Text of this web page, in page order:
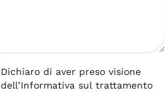
Dichiaro di aver preso visione
dell’Informativa sul trattamento